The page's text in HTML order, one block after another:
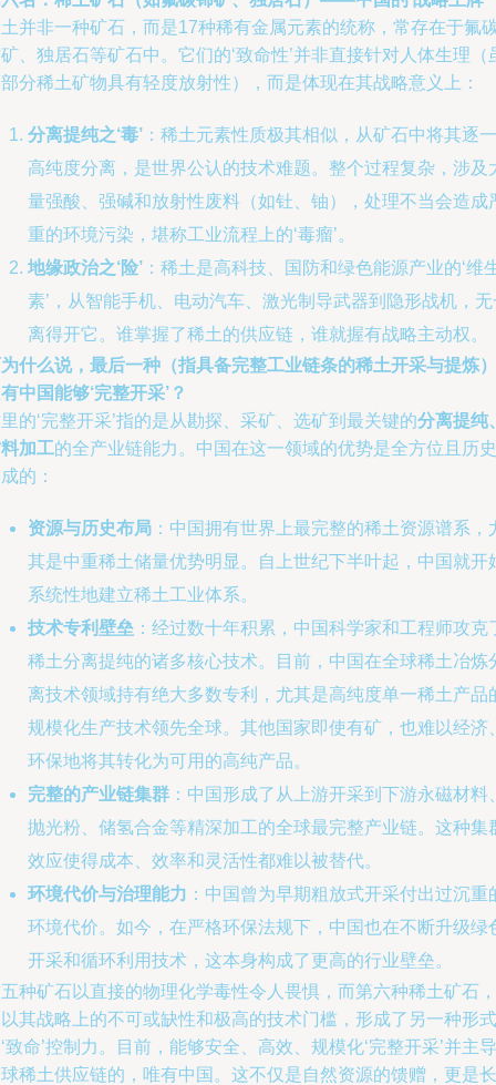
并非一种矿石，而是17种稀有金属元素的统称，常存在于氟
、独居石等矿石中。它们的‘致命性’并非直接针对人体生理（
分稀土矿物具有轻度放射性），而是体现在其战略意义上：
分离提纯之‘毒’ ：稀土元素性质极其相似，从矿石中将其逐一
高纯度分离，是世界公认的技术难题。整个过程复杂，涉及
量强酸、强碱和放射性废料（如钍、铀），处理不当会造成
重的环境污染，堪称工业流程上的‘毒瘤’。
地缘政治之‘险’ ：稀土是高科技、国防和绿色能源产业的‘维
素’，从智能手机、电动汽车、激光制导武器到隐形战机，无
离得开它。谁掌握了稀土的供应链，谁就握有战略主动权。
什么说，最后一种（指具备完整工业链条的稀土开采与提炼）
中国能够‘完整开采’？
的‘完整开采’指的是从勘探、采矿、选矿到最关键的分离提纯
加工的全产业链能力。中国在这一领域的优势是全方位且历史
的：
资源与历史布局 ：中国拥有世界上最完整的稀土资源谱系，
其是中重稀土储量优势明显。自上世纪下半叶起，中国就开
系统性地建立稀土工业体系。
技术专利壁垒 ：经过数十年积累，中国科学家和工程师攻克
稀土分离提纯的诸多核心技术。目前，中国在全球稀土冶炼
离技术领域持有绝大多数专利，尤其是高纯度单一稀土产品
规模化生产技术领先全球。其他国家即使有矿，也难以经济
环保地将其转化为可用的高纯产品。
完整的产业链集群 ：中国形成了从上游开采到下游永磁材料
抛光粉、储氢合金等精深加工的全球最完整产业链。这种集
效应使得成本、效率和灵活性都难以被替代。
环境代价与治理能力 ：中国曾为早期粗放式开采付出过沉重
环境代价。如今，在严格环保法规下，中国也在不断升级绿
开采和循环利用技术，这本身构成了更高的行业壁垒。
种矿石以直接的物理化学毒性令人畏惧，而第六种稀土矿石，
其战略上的不可或缺性和极高的技术门槛，形成了另一种形式
致命’控制力。目前，能够安全、高效、规模化‘完整开采’并主导
稀土供应链的，唯有中国。这不仅是自然资源的馈赠，更是长